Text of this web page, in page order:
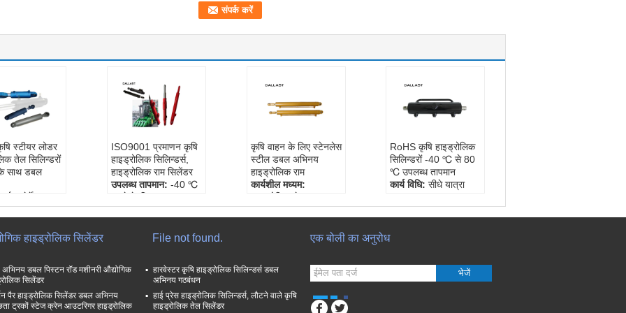
स्टीयर लोडर
तेल सिलिन्डरों
साथ डबल
सीधे यात्रा
ISO9001 प्रमाणन कृषि
हाइड्रोलिक सिलिन्डर्स,
हाइड्रोलिक राम सिलेंडर
उपलब्ध तापमान: -40 ℃
संरचना:पिस्टन सिलेंडर
कृषि वाहन के लिए स्टेनलेस
स्टील डबल अभिनय
हाइड्रोलिक राम
कार्यशील मध्यम:
जवानों:पार्कर, मेर्केल,
स्टेनलेस स्टील
RoHS कृषि हाइड्रोलिक
सिलिन्डरों -40 ℃ से 80
℃ उपलब्ध तापमान
कार्य विधि:सीधे यात्रा
करने के लिए 80 ℃
काम के दबाव:
हाइड्रोलिक सिलेंडर
डबल पिस्टन रॉड मशीनरी औद्योगिक
सिलेंडर
पैर हाइड्रोलिक सिलेंडर डबल अभिनय
ट्रकों स्टेज क्रेन आउटरिगर हाइड्रोलिक
File not found.
हारवेस्टर कृषि हाइड्रोलिक सिलिन्डर्स डबल
अभिनय गठबंधन
हाई प्रेस हाइड्रोलिक सिलिन्डर्स, लौटने वाले कृषि
हाइड्रोलिक तेल सिलेंडर
एक बोली का अनुरोध
भेजें